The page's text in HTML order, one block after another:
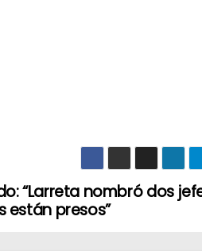
“Larreta nombró dos
están presos”